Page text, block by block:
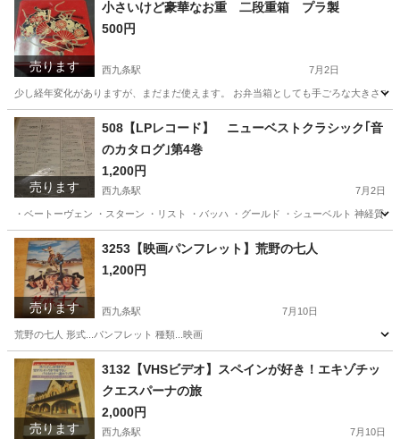
売ります
小さいけど豪華なお重 二段重箱 プラ製
500円
西九条駅 7月2日
少し経年変化がありますが、まだまだ使えます。 お弁当箱としても手ごろな大きさで
大阪 大阪市 西九条駅 その他
売ります
508【LPレコード】 ニューベストクラシック｢音
のカタログ｣第4巻
1,200円
西九条駅 7月2日
・ベートーヴェン ・スターン ・リスト ・バッハ ・グールド ・シューベルト 神経質な
大阪 大阪市 西九条駅 その他 LPレコード
売ります
3253【映画パンフレット】荒野の七人
1,200円
西九条駅 7月10日
荒野の七人 形式...パンフレット 種類...映画
大阪 大阪市 西九条駅 その他 種類
売ります
3132【VHSビデオ】スペインが好き！エキゾチッ
クエスパーナの旅
2,000円
西九条駅 7月10日